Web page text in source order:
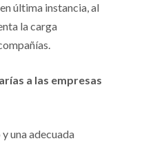
última instancia, al
la carga
a las empresas
una adecuada